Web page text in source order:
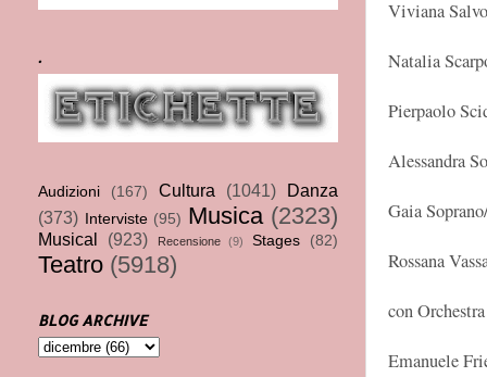
Viviana
Natalia
Pierpaolo
Alessandra
Gaia
Rossana
con
Emanuele
.
Audizioni (167) Cultura (1041)
Danza
(373)
Interviste (95) Musica (2323)
Musical (923) Recensione (9) Stages (82)
Teatro (5918)
BLOG ARCHIVE